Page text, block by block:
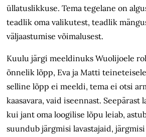
üllatuslikkuse. Tema tegelane on
teadlik oma valikutest, teadlik
väljaastumise võimalusest.
Kuulu järgi meeldinuks Wuolijoele
õnnelik lõpp, Eva ja Matti
selline lõpp ei meeldi, tema ei otsi
kaasavara, vaid iseennast. Seepärast
kui jant oma loogilise lõpu leiab,
suundub järgmisi lavastajaid,